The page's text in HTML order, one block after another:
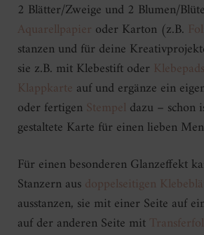
2 Blätter/Zweige und 2 Blumen/
Aquarellpapier oder Karton (z.B.
stanzen und für deine
sie z.B. mit Klebestift oder Klebepads
Klappkarte auf und ergänze ein
oder fertigenStempel dazu – schon
gestaltete Karte für einen lieben
Für einen besonderen Glanzeffekt
Stanzern ausdoppelseitigen
ausstanzen, sie mit einer Seite auf
auf der anderen Seite mit